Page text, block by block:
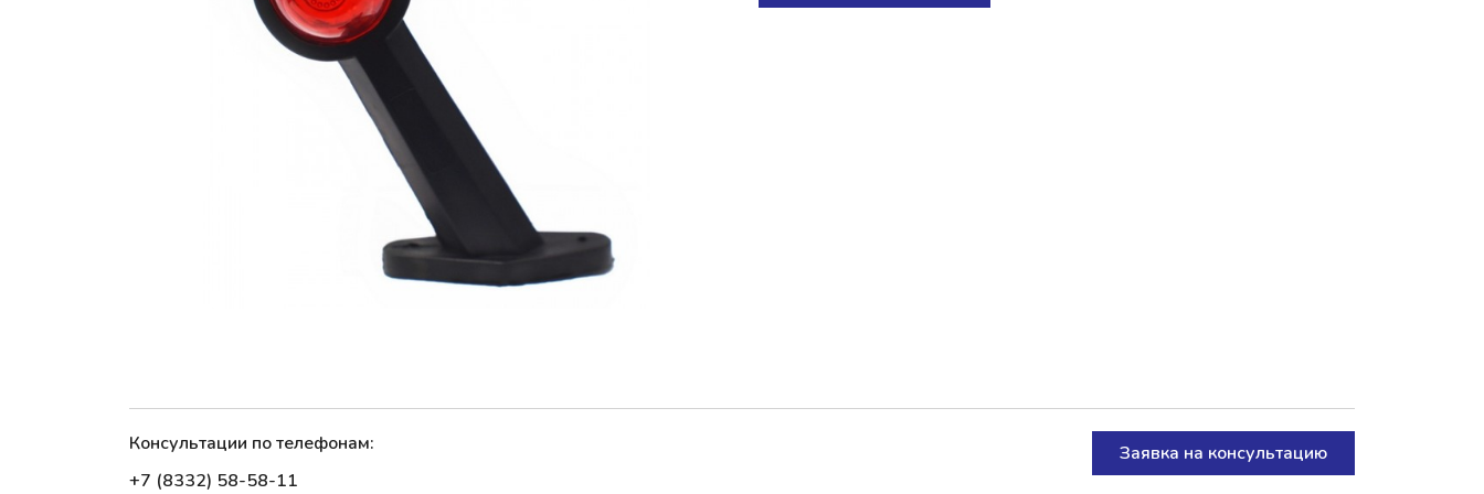
Консультации по телефонам:
+7 (8332) 58-58-11
Заявка на консультацию